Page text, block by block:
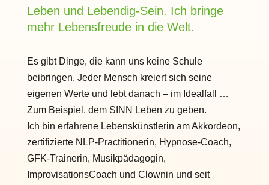
Leben und Lebendig-Sein. Ich bringe
mehr Lebensfreude in die Welt.
Es gibt Dinge, die kann uns keine Schule
beibringen. Jeder Mensch kreiert sich seine
eigenen Werte und lebt danach – im Idealfall …
Zum Beispiel, dem SINN Leben zu geben.
Ich bin erfahrene Lebenskünstlerin am Akkordeon,
zertifizierte NLP-Practitionerin, Hypnose-Coach,
GFK-Trainerin, Musikpädagogin,
ImprovisationsCoach und Clownin und seit